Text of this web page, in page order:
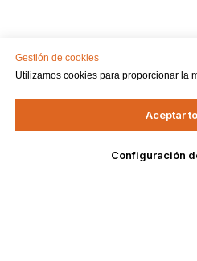
Gestión de cookies
Utilizamos cookies para proporcionar la
Aceptar
Configuración